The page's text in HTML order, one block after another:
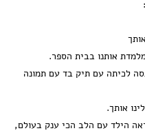
אותנו בבית הספר.
לכיתה עם תיק בד עם תמונה
אותך.
הילד עם הלב הכי ענק בעולם,